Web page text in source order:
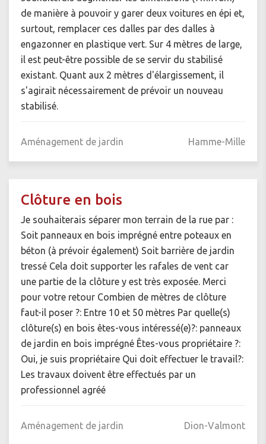
de manière à pouvoir y garer deux voitures en épi et,
surtout, remplacer ces dalles par des dalles à
engazonner en plastique vert. Sur 4 mètres de large,
il est peut-être possible de se servir du stabilisé
existant. Quant aux 2 mètres d'élargissement, il
s'agirait nécessairement de prévoir un nouveau
stabilisé.
Aménagement de jardin Hamme-Mille
Clôture en bois
Je souhaiterais séparer mon terrain de la rue par :
Soit panneaux en bois imprégné entre poteaux en
béton (à prévoir également) Soit barrière de jardin
tressé Cela doit supporter les rafales de vent car
une partie de la clôture y est très exposée. Merci
pour votre retour Combien de mètres de clôture
faut-il poser ?: Entre 10 et 50 mètres Par quelle(s)
clôture(s) en bois êtes-vous intéressé(e)?: panneaux
de jardin en bois imprégné Êtes-vous propriétaire ?:
Oui, je suis propriétaire Qui doit effectuer le travail?:
Les travaux doivent être effectués par un
professionnel agréé
Aménagement de jardin Dion-Valmont